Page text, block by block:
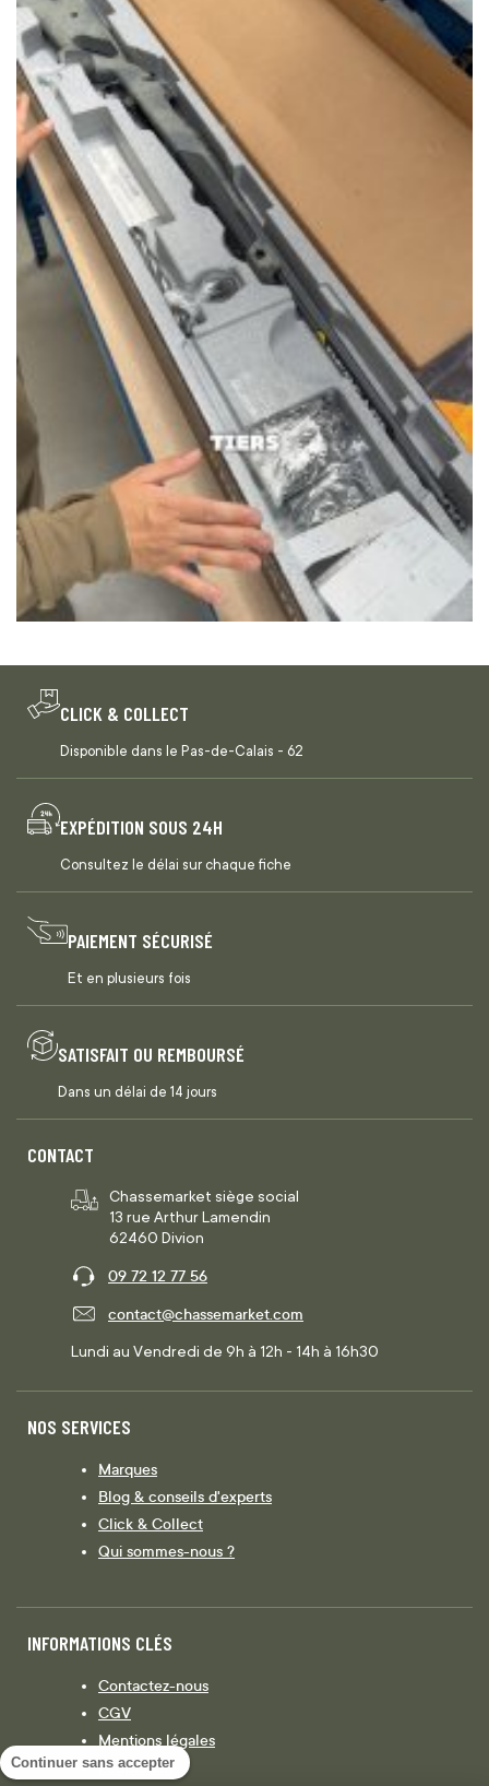
Continuer sans accepter
CLICK & COLLECT
Disponible dans le Pas-de-Calais - 62
EXPÉDITION SOUS 24H
Consultez le délai sur chaque fiche
PAIEMENT SÉCURISÉ
Et en plusieurs fois
SATISFAIT OU REMBOURSÉ
Dans un délai de 14 jours
CONTACT
Chassemarket siège social
13 rue Arthur Lamendin
62460 Divion
09 72 12 77 56
contact@chassemarket.com
Lundi au Vendredi de 9h à 12h - 14h à 16h30
NOS SERVICES
Marques
Blog & conseils d'experts
Click & Collect
Qui sommes-nous ?
INFORMATIONS CLÉS
Contactez-nous
CGV
Mentions légales
Législation